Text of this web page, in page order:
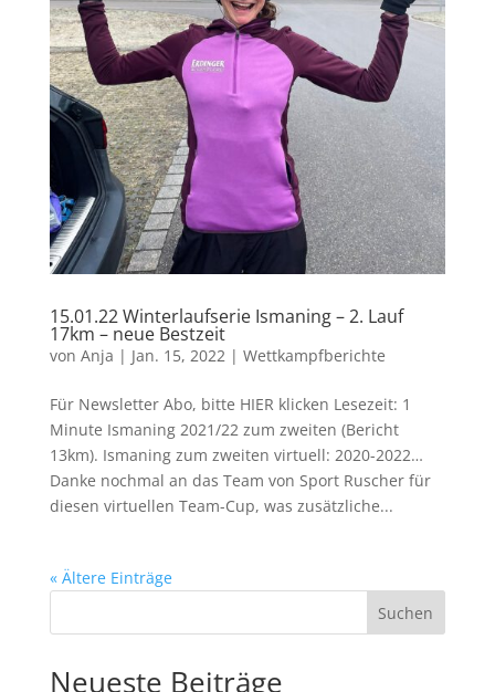
15.01.22 Winterlaufserie Ismaning – 2. Lauf
17km – neue Bestzeit
von Anja | Jan. 15, 2022| Wettkampfberichte
Für Newsletter Abo, bitte HIER klicken Lesezeit: 1
Minute Ismaning 2021/22 zum zweiten (Bericht
13km). Ismaning zum zweiten virtuell: 2020-2022…
Danke nochmal an das Team von Sport Ruscher für
diesen virtuellen Team-Cup, was zusätzliche...
« Ältere Einträge
Suchen
Neueste Beiträge